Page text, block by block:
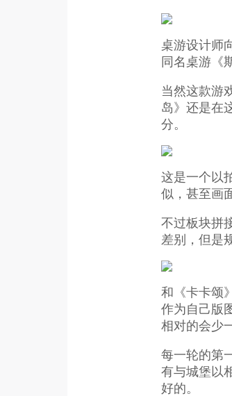
桌游设计师
同名桌游《
当然这款游
岛》还是在
分。
这是一个以
似，甚至画
不过板块拼
差别，但是
和《卡卡颂
作为自己版
相对的会少
每一轮的第
有与城堡以
好的。